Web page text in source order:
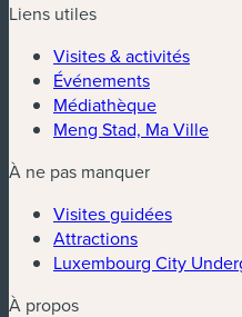
Liens utiles
Visites & activités
Événements
Médiathèque
Meng Stad, Ma Ville
À ne pas manquer
Visites guidées
Attractions
Luxembourg City
À propos